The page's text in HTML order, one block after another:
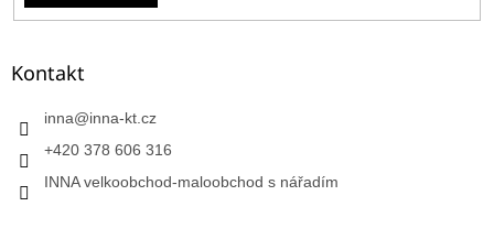
Kontakt
inna@inna-kt.cz
+420 378 606 316
INNA velkoobchod-maloobchod s nářadím